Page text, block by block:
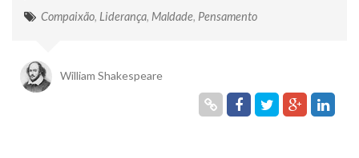
Compaixão, Liderança, Maldade, Pensamento
William Shakespeare